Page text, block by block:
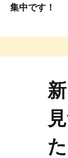
集中です！